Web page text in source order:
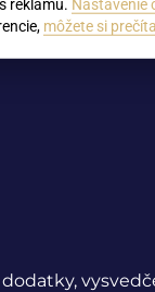
reklamu. Nastavenie
môžete si